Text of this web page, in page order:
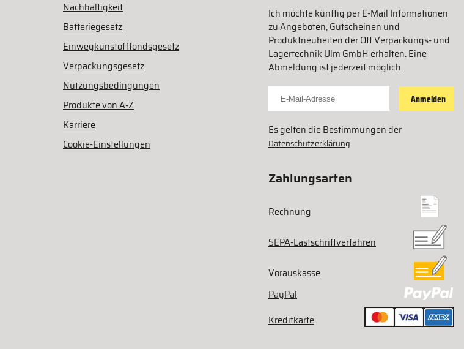
Nachhaltigkeit
Batteriegesetz
Einwegkunstofffondsgesetz
Verpackungsgesetz
Nutzungsbedingungen
Produkte von A-Z
Karriere
Cookie-Einstellungen
Ich möchte künftig per E-Mail Informationen
zu Angeboten, Gutscheinen und
Produktneuheiten der Ott Verpackungs- und
Lagertechnik Ulm GmbH erhalten. Eine
Abmeldung ist jederzeit möglich.
Für Newsletter anmelden
Anmelden
Es gelten die Bestimmungen der
Datenschutzerklärung
Zahlungsarten
Rechnung
SEPA-Lastschriftverfahren
Vorauskasse
PayPal
Kreditkarte